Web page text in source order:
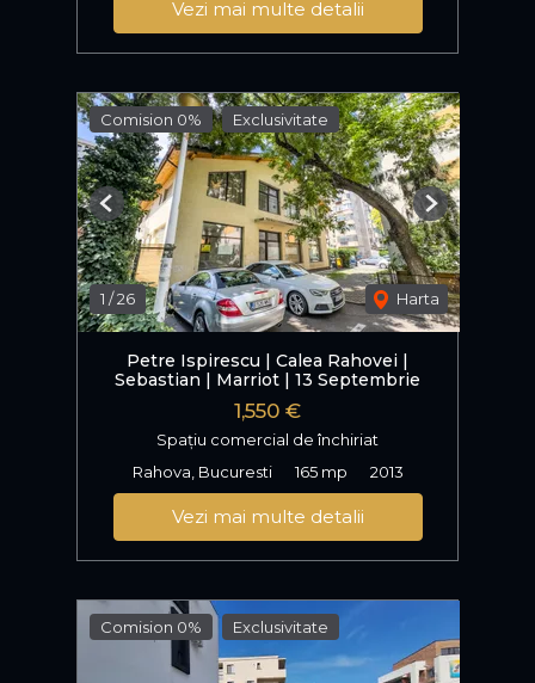
Vezi mai multe detalii
Comision 0% Exclusivitate
1 /26 Harta
Previous Next
Petre Ispirescu | Calea Rahovei |
Sebastian | Marriot | 13 Septembrie
1,550 €
Spațiu comercial de închiriat
Rahova, Bucuresti
165 mp 2013
Vezi mai multe detalii
Comision 0% Exclusivitate